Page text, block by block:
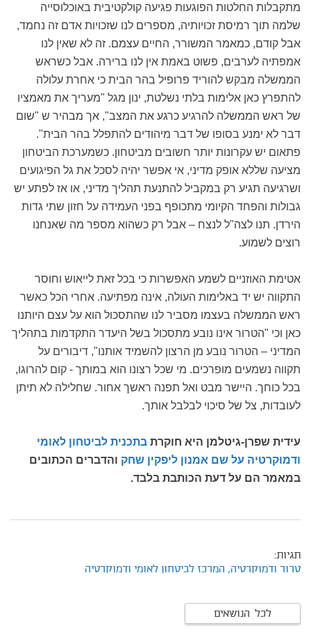
מתקבלות החלטות הפוגעות פגיעה קולקטיבית באוכלוסייה
שלמה תוך רמיסת זכויותיה, מספרים לנו שזכויות אדם זה נחמד,
אבל קודם, כמאמר המשורר, החיים עצמם. זה לא שאין לנו
אמפתיה לערבים, פשוט באמת אין לנו ברירה. אבל כשראש
הממשלה מבקש להוריד פרופיל בהר הבית כי אחרת עלולה
להתפרץ כאן אלימות בלתי נשלטת, ינון מגל "מעריך את מאמציו
של ראש הממשלה להרגיע כרגע את המצב", אך מבהיר ש "שום
דבר לא ימנע בסופו של דבר מיהודים להתפלל בהר הבית".
פתאום יש עקרונות יותר חשובים מביטחון. כשמערכת הביטחון
מציעה שללא אופק מדיני, אי אפשר יהיה לסכל את גל הפיגועים
ושרגיעה תגיע רק במקביל להתנעת תהליך מדיני, או אז לפתע יש
גבולות והפחד הקיומי מתכופף בפני העמידה על חזון שתי גדות
הירדן. תנו לצה"ל לנצח – אבל רק כשהוא מספר מה שאנחנו
רוצים לשמוע.
אטימת האוזניים לשמע האפשרות כי בכל זאת לייאוש וחוסר
התקווה יש יד באלימות העולה, אינה מפתיעה. אחרי הכל כאשר
ראש הממשלה בעצמו מסביר לנו שהתסכול הוא על עצם היותנו
כאן וכי "הטרור אינו נובע מתסכול בשל היעדר התקדמות בתהליך
המדיני – הטרור נובע מן הרצון להשמיד אותנו", דיבורים על
תקווה נשמעים מופרכים. מי שכל רצונו הוא במותך - קום להרוגו,
בכל כוחך. היישר מבט ואל תפנה ראשך אחור. שחלילה לא תיתן
לעובדות, צל של סיכוי לבלבל אותך.
עידית שפרן-גיטלמן היא חוקרת בתכנית לביטחון לאומי
ודמוקרטיה על שם אמנון ליפקין שחק והדברים הכתובים
במאמר הם על דעת הכותבת בלבד.
תגיות:
טרור ודמוקרטיה, המרכז לביטחון לאומי ודמוקרטיה
לכל הנושאים